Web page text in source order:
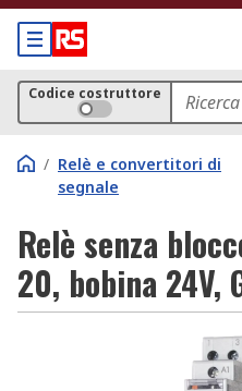
Codice costruttore
/ Relè e convertitori di
segnale
Relè senza
20, bobina 24V,